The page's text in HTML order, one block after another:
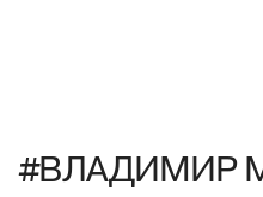
#ВЛАДИМИР